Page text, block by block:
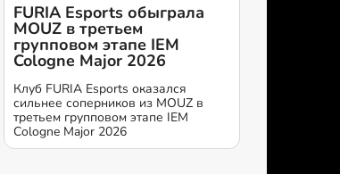
FURIA Esports обыграла
MOUZ в третьем
групповом этапе IEM
Cologne Major 2026
Клуб FURIA Esports оказался
сильнее соперников из MOUZ в
третьем групповом этапе IEM
Cologne Major 2026